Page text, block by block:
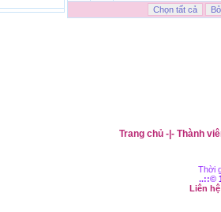
Trang chủ-|- Thành
Thời
..::©
Liên